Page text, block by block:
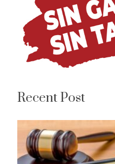
Recent Post